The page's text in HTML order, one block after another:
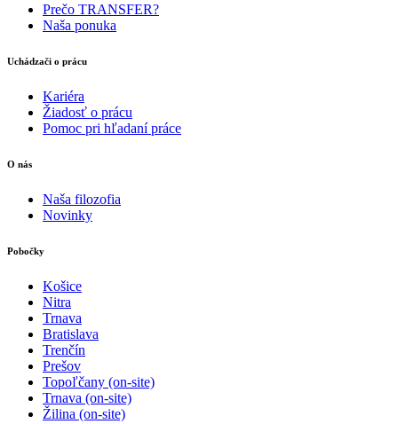
Prečo TRANSFER?
Naša ponuka
Uchádzači o prácu
Kariéra
Žiadosť o prácu
Pomoc pri hľadaní práce
O nás
Naša filozofia
Novinky
Pobočky
Košice
Nitra
Trnava
Bratislava
Trenčín
Prešov
Topoľčany (on-site)
Trnava (on-site)
Žilina (on-site)